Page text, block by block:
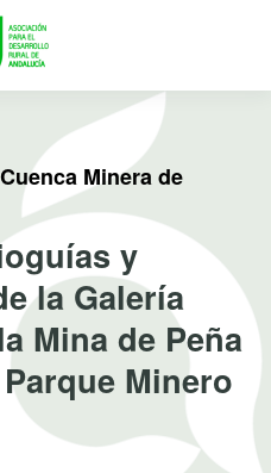
Minera de
y
la Galería
Mina de Peña
Minero